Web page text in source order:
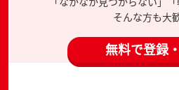
そんな方も大
無料で登録